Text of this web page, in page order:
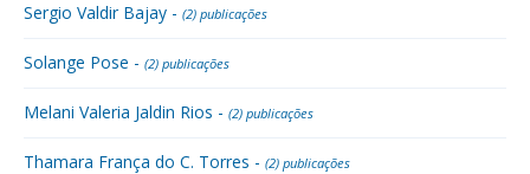
Sergio Valdir Bajay - (2) publicações
Solange Pose - (2) publicações
Melani Valeria Jaldin Rios - (2) publicações
Thamara França do C. Torres - (2) publicações